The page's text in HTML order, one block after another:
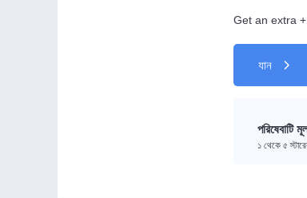
Get an extra
যান
পরিষেবাটি
১ থেকে ৫